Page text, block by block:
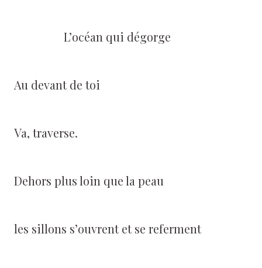
L’océan qui dégorge
Au devant de toi
Va, traverse.
Dehors plus loin que la peau
les sillons s’ouvrent et se referment